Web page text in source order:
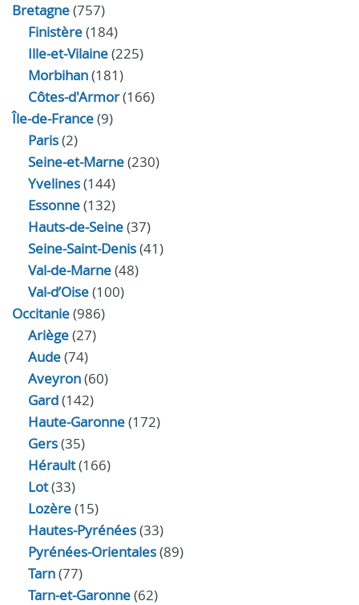
Bretagne(757)
Finistère(184)
Ille-et-Vilaine(225)
Morbihan(181)
Côtes-d'Armor(166)
Île-de-France(9)
Paris(2)
Seine-et-Marne(230)
Yvelines(144)
Essonne(132)
Hauts-de-Seine(37)
Seine-Saint-Denis(41)
Val-de-Marne(48)
Val-d’Oise(100)
Occitanie(986)
Ariège(27)
Aude(74)
Aveyron(60)
Gard(142)
Haute-Garonne(172)
Gers(35)
Hérault(166)
Lot(33)
Lozère(15)
Hautes-Pyrénées(33)
Pyrénées-Orientales(89)
Tarn(77)
Tarn-et-Garonne(62)